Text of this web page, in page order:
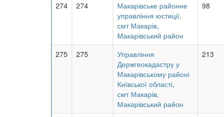
274 274
Макарівське районне
управління юстиції,
смт Макарів,
Макарівський район
98
275 275
Управління
Держгеокадастру у
Макарівському районі
Київської області,
смт Макарів,
Макарівський район
213